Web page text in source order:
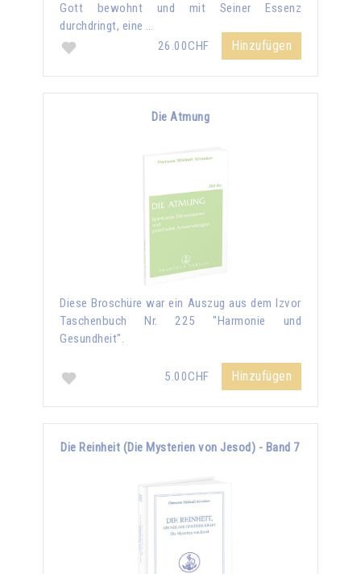
Gott bewohnt und mit Seiner Essenz
durchdringt, eine …
26.00CHF
Hinzufügen
Die Atmung
Diese Broschüre war ein Auszug aus dem Izvor
Taschenbuch Nr. 225 "Harmonie und
Gesundheit".
5.00CHF Hinzufügen
Die Reinheit (Die Mysterien von Jesod) - Band 7